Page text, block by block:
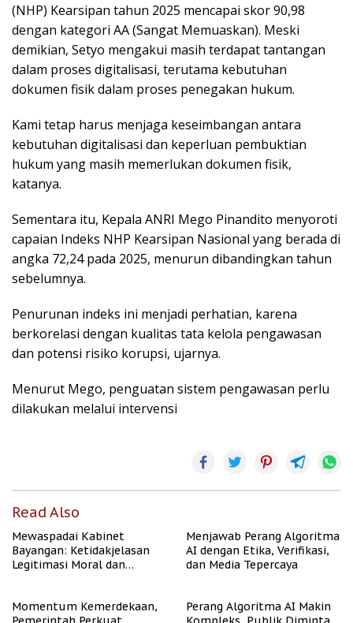
(NHP) Kearsipan tahun 2025 mencapai skor 90,98
dengan kategori AA (Sangat Memuaskan). Meski
demikian, Setyo mengakui masih terdapat tantangan
dalam proses digitalisasi, terutama kebutuhan
dokumen fisik dalam proses penegakan hukum.
Kami tetap harus menjaga keseimbangan antara
kebutuhan digitalisasi dan keperluan pembuktian
hukum yang masih memerlukan dokumen fisik,
katanya.
Sementara itu, Kepala ANRI Mego Pinandito menyoroti
capaian Indeks NHP Kearsipan Nasional yang berada di
angka 72,24 pada 2025, menurun dibandingkan tahun
sebelumnya.
Penurunan indeks ini menjadi perhatian, karena
berkorelasi dengan kualitas tata kelola pengawasan
dan potensi risiko korupsi, ujarnya.
Menurut Mego, penguatan sistem pengawasan perlu
dilakukan melalui intervensi
Read Also
Mewaspadai Kabinet
Bayangan: Ketidakjelasan
Legitimasi Moral dan
Menjawab Perang Algoritma
AI dengan Etika, Verifikasi,
dan Media Tepercaya
Momentum Kemerdekaan,
Perang Algoritma AI Makin